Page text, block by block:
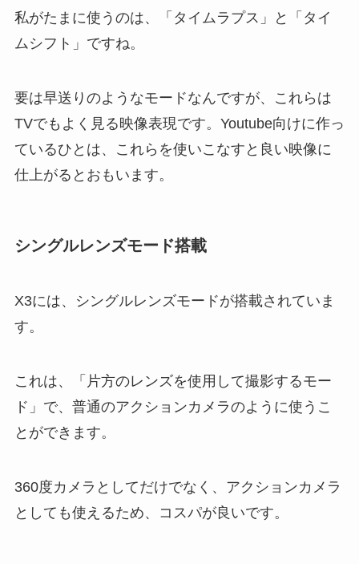
私がたまに使うのは、「タイムラプス」と「タイ
ムシフト」ですね。
要は早送りのようなモードなんですが、これらは
TVでもよく見る映像表現です。Youtube向けに作っ
ているひとは、これらを使いこなすと良い映像に
仕上がるとおもいます。
シングルレンズモード搭載
X3には、シングルレンズモードが搭載されていま
す。
これは、「片方のレンズを使用して撮影するモー
ド」で、普通のアクションカメラのように使うこ
とができます。
360度カメラとしてだけでなく、アクションカメラ
としても使えるため、コスパが良いです。